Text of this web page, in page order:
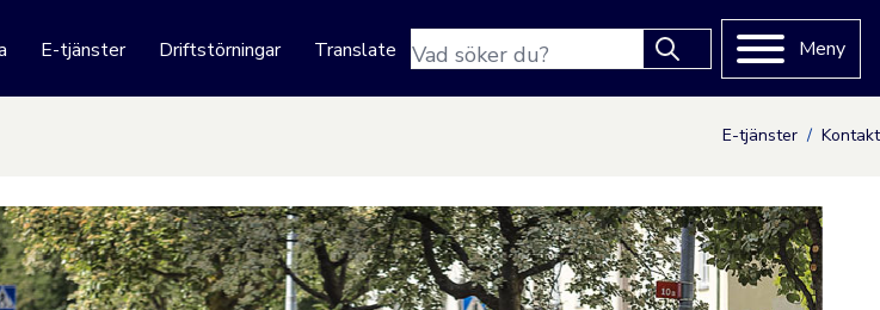
E-tjänster Driftstörningar Translate
Sökfras
Meny
E-tjänster Kontakt